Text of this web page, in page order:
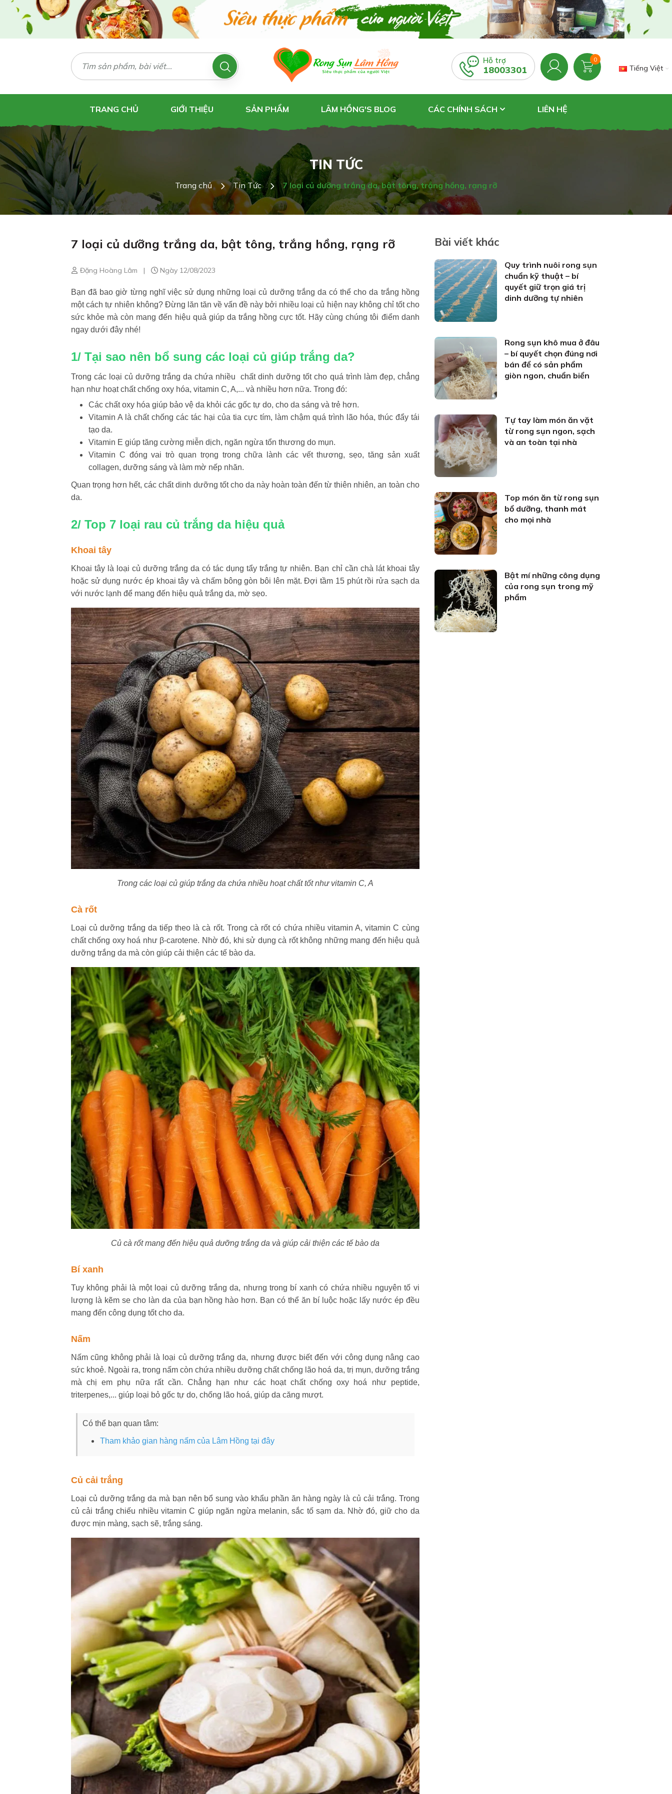
Hỗ trợ
18003301
0
Tiếng Việt
TRANG CHỦ GIỚI THIỆU SẢN PHẨM LÂM HỒNG'S BLOG CÁC CHÍNH SÁCH LIÊN HỆ
TIN TỨC
Trang chủ Tin Tức 7 loại củ dưỡng trắng da, bật tông, trắng hồng, rạng rỡ
7 loại củ dưỡng trắng da, bật tông, trắng hồng, rạng rỡ
Đặng Hoàng Lâm | Ngày 12/08/2023
Bạn đã bao giờ từng nghĩ việc sử dụng những loại củ dưỡng trắng da có thể cho da trắng hồng
một cách tự nhiên không? Đừng lăn tăn về vấn đề này bởi nhiều loại củ hiện nay không chỉ tốt cho
sức khỏe mà còn mang đến hiệu quả giúp da trắng hồng cực tốt. Hãy cùng chúng tôi điểm danh
ngay dưới đây nhé!
1/ Tại sao nên bổ sung các loại củ giúp trắng da?
Trong các loại củ dưỡng trắng da chứa nhiều chất dinh dưỡng tốt cho quá trình làm đẹp, chẳng
hạn như hoạt chất chống oxy hóa, vitamin C, A,... và nhiều hơn nữa. Trong đó:
Các chất oxy hóa giúp bảo vệ da khỏi các gốc tự do, cho da sáng và trẻ hơn.
Vitamin A là chất chống các tác hại của tia cực tím, làm chậm quá trình lão hóa, thúc đẩy tái
tạo da.
Vitamin E giúp tăng cường miễn dịch, ngăn ngừa tổn thương do mụn.
Vitamin C đóng vai trò quan trọng trong chữa lành các vết thương, sẹo, tăng sản xuất
collagen, dưỡng sáng và làm mờ nếp nhăn.
Quan trọng hơn hết, các chất dinh dưỡng tốt cho da này hoàn toàn đến từ thiên nhiên, an toàn cho
da.
2/ ​Top 7 loại rau củ trắng da hiệu quả
Khoai tây
Khoai tây là loại củ dưỡng trắng da có tác dụng tẩy trắng tự nhiên. Bạn chỉ cần chà lát khoai tây
hoặc sử dụng nước ép khoai tây và chấm bông gòn bôi lên mặt. Đợi tầm 15 phút rồi rửa sạch da
với nước lạnh để mang đến hiệu quả trắng da, mờ sẹo.
Trong các loại củ giúp trắng da chứa nhiều hoạt chất tốt như vitamin C, A
Cà rốt
Loại củ dưỡng trắng da tiếp theo là cà rốt. Trong cà rốt có chứa nhiều vitamin A, vitamin C cùng
chất chống oxy hoá như β-carotene. Nhờ đó, khi sử dụng cà rốt không những mang đến hiệu quả
dưỡng trắng da mà còn giúp cải thiện các tế bào da.
Củ cà rốt mang đến hiệu quả dưỡng trắng da và giúp cải thiện các tế bào da
Bí xanh
Tuy không phải là một loại củ dưỡng trắng da, nhưng trong bí xanh có chứa nhiều nguyên tố vi
lượng là kẽm se cho làn da của bạn hồng hào hơn. Bạn có thể ăn bí luộc hoặc lấy nước ép đều
mang đến công dụng tốt cho da.
Nấm
Nấm cũng không phải là loại củ dưỡng trắng da, nhưng được biết đến với công dụng nâng cao
sức khoẻ. Ngoài ra, trong nấm còn chứa nhiều dưỡng chất chống lão hoá da, trị mụn, dưỡng trắng
mà chị em phụ nữa rất cần. Chẳng hạn như các hoạt chất chống oxy hoá như peptide,
triterpenes,... giúp loại bỏ gốc tự do, chống lão hoá, giúp da căng mượt.
Có thể bạn quan tâm:
Tham khảo gian hàng nấm của Lâm Hồng tại đây
Củ cải trắng
Loại củ dưỡng trắng da mà bạn nên bổ sung vào khẩu phần ăn hàng ngày là củ cải trắng. Trong
củ cải trắng chiếu nhiều vitamin C giúp ngăn ngừa melanin, sắc tố sạm da. Nhờ đó, giữ cho da
được mịn màng, sạch sẽ, trắng sáng.
Bài viết khác
Quy trình nuôi rong sụn
chuẩn kỹ thuật – bí
quyết giữ trọn giá trị
dinh dưỡng tự nhiên
Rong sụn khô mua ở đâu
– bí quyết chọn đúng nơi
bán để có sản phẩm
giòn ngon, chuẩn biển
Tự tay làm món ăn vặt
từ rong sụn ngon, sạch
và an toàn tại nhà
Top món ăn từ rong sụn
bổ dưỡng, thanh mát
cho mọi nhà
Bật mí những công dụng
của rong sụn trong mỹ
phẩm